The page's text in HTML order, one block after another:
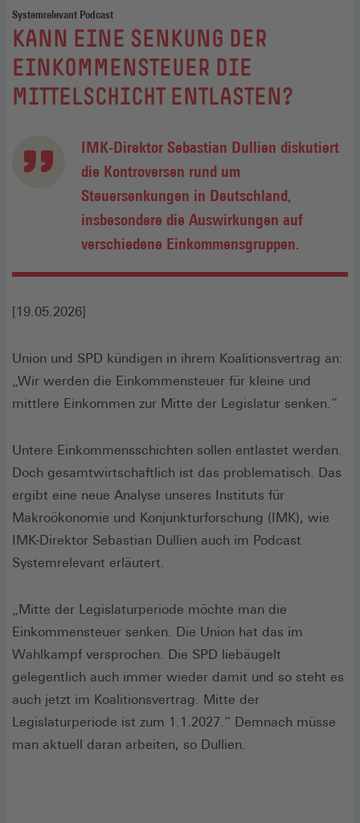
Systemrelevant Podcast
:
KANN EINE SENKUNG DER
EINKOMMENSTEUER DIE
MITTELSCHICHT ENTLASTEN?
IMK-Direktor Sebastian Dullien diskutiert
die Kontroversen rund um
Steuersenkungen in Deutschland,
insbesondere die Auswirkungen auf
verschiedene Einkommensgruppen.
[19.05.2026]
Union und SPD kündigen in ihrem Koalitionsvertrag an:
„Wir werden die Einkommensteuer für kleine und
mittlere Einkommen zur Mitte der Legislatur senken.”
Untere Einkommensschichten sollen entlastet werden.
Doch gesamtwirtschaftlich ist das problematisch. Das
ergibt eine neue Analyse unseres Instituts für
Makroökonomie und Konjunkturforschung (IMK), wie
IMK-Direktor Sebastian Dullien auch im Podcast
Systemrelevant erläutert.
„Mitte der Legislaturperiode möchte man die
Einkommensteuer senken. Die Union hat das im
Wahlkampf versprochen. Die SPD liebäugelt
gelegentlich auch immer wieder damit und so steht es
auch jetzt im Koalitionsvertrag. Mitte der
Legislaturperiode ist zum 1.1.2027.“ Demnach müsse
man aktuell daran arbeiten, so Dullien.